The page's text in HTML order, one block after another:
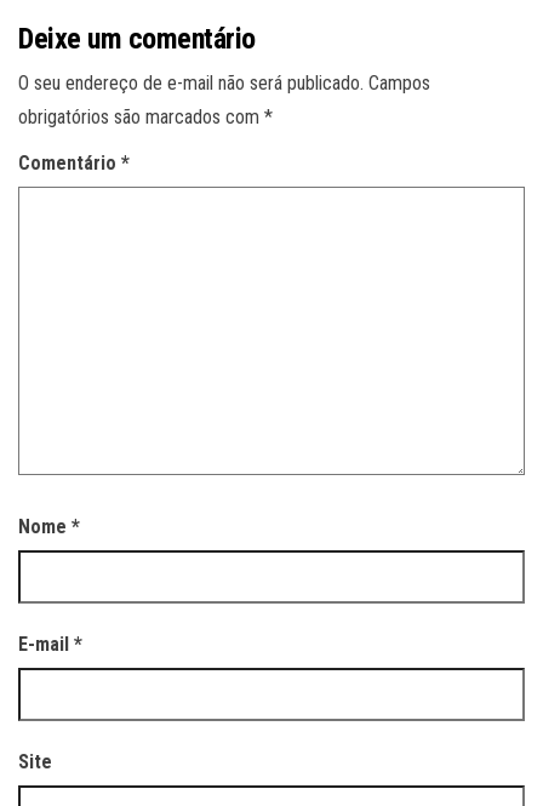
Deixe um comentário
O seu endereço de e-mail não será publicado. Campos
obrigatórios são marcados com *
Comentário *
Nome *
E-mail *
Site